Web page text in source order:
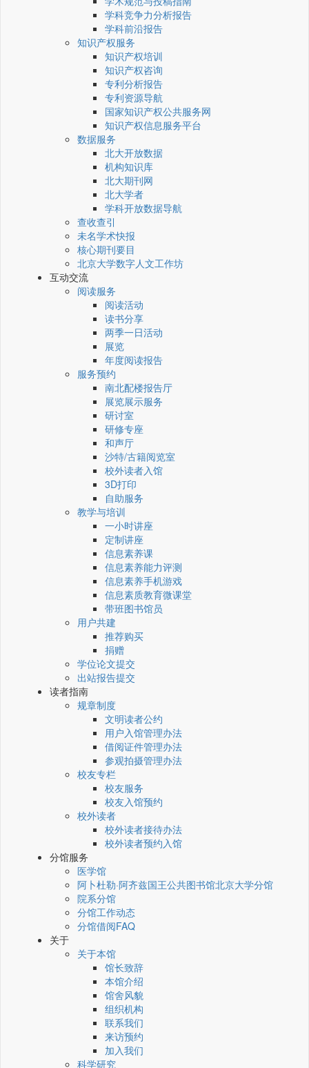
学科竞争力分析报告
学科前沿报告
知识产权服务
知识产权培训
知识产权咨询
专利分析报告
专利资源导航
国家知识产权公共服务网
知识产权信息服务平台
数据服务
北大开放数据
机构知识库
北大期刊网
北大学者
学科开放数据导航
查收查引
未名学术快报
核心期刊要目
北京大学数字人文工作坊
互动交流
阅读服务
阅读活动
读书分享
两季一日活动
展览
年度阅读报告
服务预约
南北配楼报告厅
展览展示服务
研讨室
研修专座
和声厅
沙特/古籍阅览室
校外读者入馆
3D打印
自助服务
教学与培训
一小时讲座
定制讲座
信息素养课
信息素养能力评测
信息素养手机游戏
信息素质教育微课堂
带班图书馆员
用户共建
推荐购买
捐赠
学位论文提交
出站报告提交
读者指南
规章制度
文明读者公约
用户入馆管理办法
借阅证件管理办法
参观拍摄管理办法
校友专栏
校友服务
校友入馆预约
校外读者
校外读者接待办法
校外读者预约入馆
分馆服务
医学馆
阿卜杜勒·阿齐兹国王公共图书馆北京大学分馆
院系分馆
分馆工作动态
分馆借阅FAQ
关于
关于本馆
馆长致辞
本馆介绍
馆舍风貌
组织机构
联系我们
来访预约
加入我们
科学研究